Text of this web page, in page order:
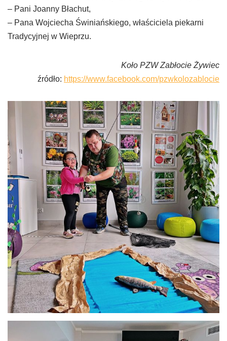
– Pani Joanny Błachut,
– Pana Wojciecha Świniańskiego, właściciela piekarni
Tradycyjnej w Wieprzu.
Koło PZW Zabłocie Żywiec
źródło: https://www.facebook.com/pzwkolozablocie